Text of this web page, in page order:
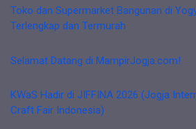
Toko dan Supermarket Bangunan di
Terlengkap dan Termurah
Selamat Datang di MampirJogja.com!
KWaS Hadir di JIFFINA 2026 (Jogja
Craft Fair Indonesia)